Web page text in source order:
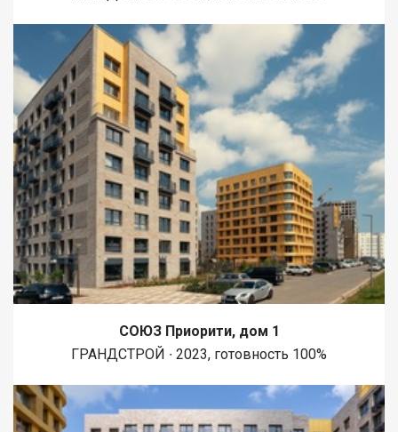
СОЮЗ Приорити, дом 1
ГРАНДСТРОЙ ∙ 2023, готовность 100%